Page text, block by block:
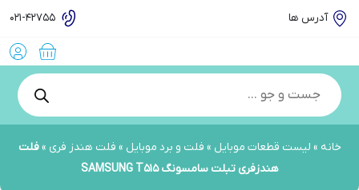
آدرس ها
»لیست قطعات موبایل»فلت و برد موبایل»فلت هندز فری »فلت
هندزفری تبلت سامسونگ SAMSUNG T515